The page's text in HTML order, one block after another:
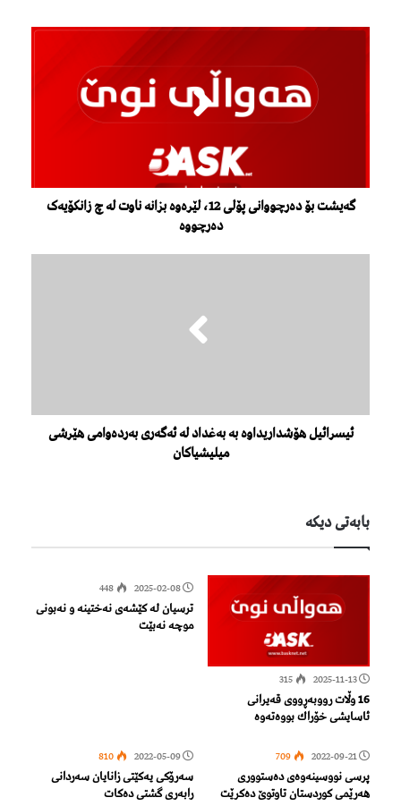
گه‌یشت بۆ دەرچووانی پۆلی 12، لێرەوە بزانە ناوت لە چ زانکۆیەک
دەرچووە
ئیسرائیل هۆشداریداوە بە بەغداد لە ئەگەری بەردەوامی هێرشی
میلیشیاكان
بابەتی دیكە
2025-11-13
315
16 وڵات رووبەڕووی قەیرانی
ئاسایشی خۆراك بووەتەوە
2025-02-08
448
ترسیان لە کێشەی نەختینە و نەبونی
موچە نەبێت
2022-09-21
709
پرسی نووسینەوەی دەستووری
ھەرێمی کوردستان تاوتوێ دەکرێت
2022-05-09
810
سەرۆکی یەکێتی زانایان سەردانی
رابەری گشتی دەکات